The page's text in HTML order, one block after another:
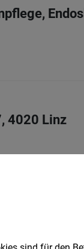
4020 Linz